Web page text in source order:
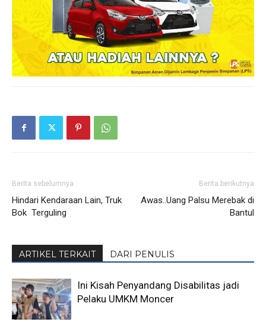
Berita sebelumnya
Hindari Kendaraan Lain, Truk
Bok Terguling
Berita berikutnya
Awas..Uang Palsu Merebak di
Bantul
ARTIKEL TERKAIT DARI PENULIS
Ini Kisah Penyandang Disabilitas jadi
Pelaku UMKM Moncer